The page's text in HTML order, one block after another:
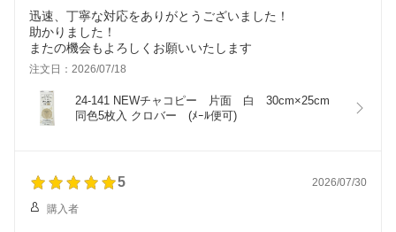
迅速、丁寧な対応をありがとうございました！
助かりました！
またの機会もよろしくお願いいたします
注文日：2026/07/18
24-141 NEWチャコピー　片面　白　30cm×25cm
同色5枚入 クロバー　(ﾒｰﾙ便可)
5 2026/07/30
購入者